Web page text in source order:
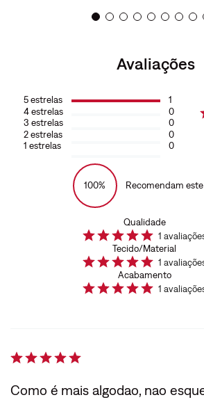
Avaliações
5estrelas
4estrelas
3 estrelas
2estrelas
1 estrelas
1
0
0
0
0
100% Recomendam
Qualidade
1
Tecido/Material
1
Acabamento
1
Como é mais algodao, nao